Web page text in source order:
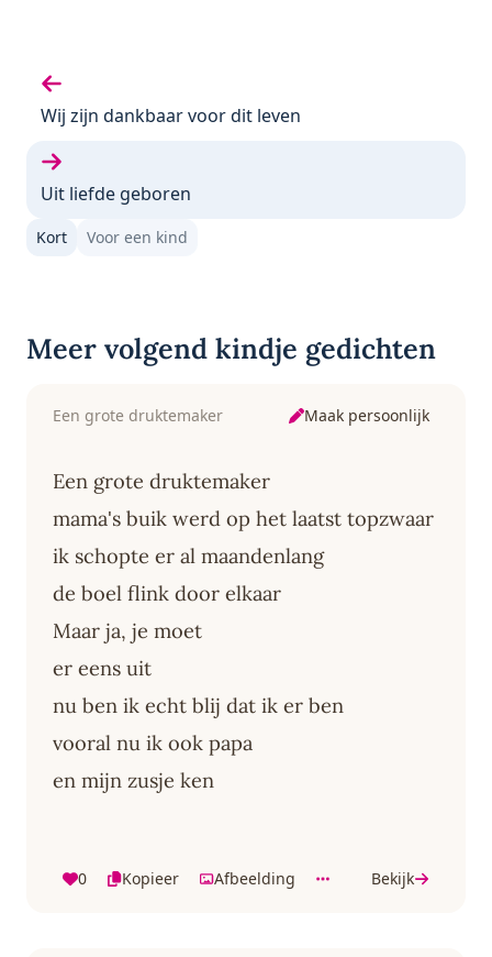
Vorige gedicht:
Wij zijn dankbaar voor dit leven
Volgende gedicht:
Uit liefde geboren
Kort Voor een kind
Meer volgend kindje gedichten
Een grote druktemaker Maak persoonlijk
Een grote druktemaker
mama's buik werd op het laatst topzwaar
ik schopte er al maandenlang
de boel flink door elkaar
Maar ja, je moet
er eens uit
nu ben ik echt blij dat ik er ben
vooral nu ik ook papa
en mijn zusje ken
0 Kopieer Afbeelding Bekijk